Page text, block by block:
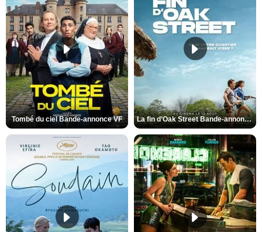
Tombé du ciel Bande-annonce VF La fin d’Oak Street Bande-annonce VO STFR